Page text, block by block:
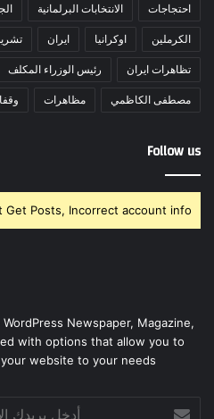
احتجاجات الانتخابات البرلمانية
الكرملين اوكرانيا ايران
تظاهرات ايران رئيس الوزراء المكلف
مصطفى الكاظمي مظاهرات
Follow us
Get Posts, Incorrect account info.
Newspaper, Magazine,
with options that allow you to
website to your needs.